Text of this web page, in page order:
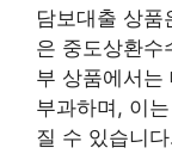
담보대출 상품
은 중도상환수
부 상품에서는
부과하며, 이
질 수 있습니